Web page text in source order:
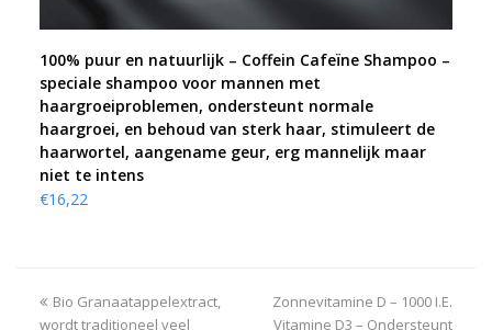
100% puur en natuurlijk – Coffein Cafeïne Shampoo –
speciale shampoo voor mannen met
haargroeiproblemen, ondersteunt normale
haargroei, en behoud van sterk haar, stimuleert de
haarwortel, aangename geur, erg mannelijk maar
niet te intens
€16,22
vorheriger
Beitrag:
Bio Granaatappelextract,
wordt traditioneel veel
Nächster
Beitrag:
Zonnevitamine D – 1000 I.E.
Vitamine D3 – Ondersteunt